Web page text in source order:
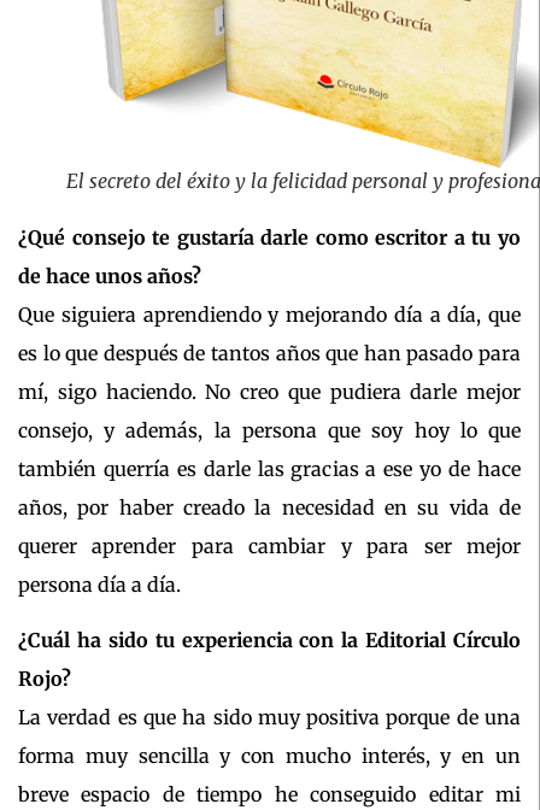
El secreto del éxito y la felicidad personal y
¿Qué consejo te gustaría darle como escritor a tu yo
de hace unos años?
Que siguiera aprendiendo y mejorando día a día, que
es lo que después de tantos años que han pasado para
mí, sigo haciendo. No creo que pudiera darle mejor
consejo, y además, la persona que soy hoy lo que
también querría es darle las gracias a ese yo de hace
años, por haber creado la necesidad en su vida de
querer aprender para cambiar y para ser mejor
persona día a día.
¿Cuál ha sido tu experiencia con la Editorial Círculo
Rojo?
La verdad es que ha sido muy positiva porque de una
forma muy sencilla y con mucho interés, y en un
breve espacio de tiempo he conseguido editar mi